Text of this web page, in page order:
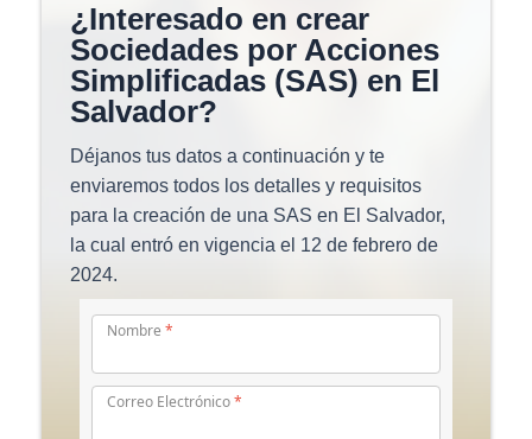
¿Interesado en crear
Sociedades por Acciones
Simplificadas (SAS) en El
Salvador?
Déjanos tus datos a continuación y te
enviaremos todos los detalles y requisitos
para la creación de una SAS en El Salvador,
la cual entró en vigencia el 12 de febrero de
2024.